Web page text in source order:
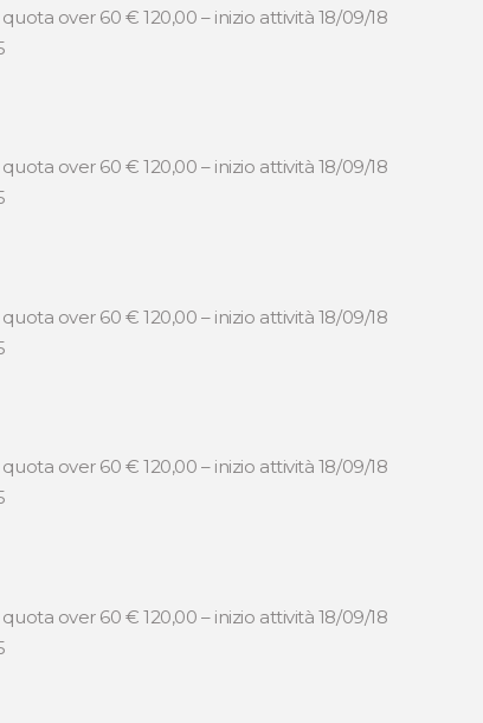
over 60 € 120,00 – inizio attività 18/09/18
over 60 € 120,00 – inizio attività 18/09/18
over 60 € 120,00 – inizio attività 18/09/18
over 60 € 120,00 – inizio attività 18/09/18
over 60 € 120,00 – inizio attività 18/09/18